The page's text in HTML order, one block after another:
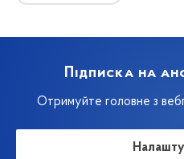
Підписка на
Отримуйте головне з